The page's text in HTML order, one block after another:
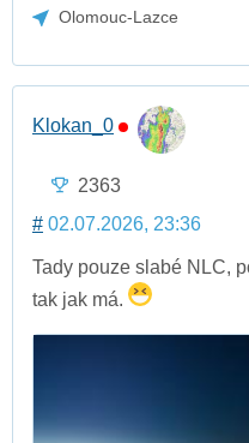
Olomouc-Lazce
Klokan_0
2363
# 02.07.2026, 23:36
Tady pouze slabé NLC,
tak jak má.